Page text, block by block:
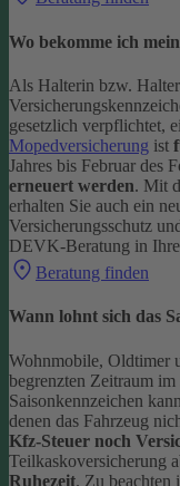
Wo bekomme ich
Als Halterin bzw.
gesetzlich verpflichtet,
Mopedversicherung ist
Jahres bis Februar des
erneuert werden. Mit
erhalten Sie auch ein
Versicherungsschutz
DEVK-Beratung in
Beratung finden
Wann lohnt sich das
Wohnmobile, Oldtimer
begrenzten Zeitraum
Saisonkennzeichen
denen das Fahrzeug
Kfz-Steuer noch
Teilkaskoversicherung
Ruhezeit. Zu beachten